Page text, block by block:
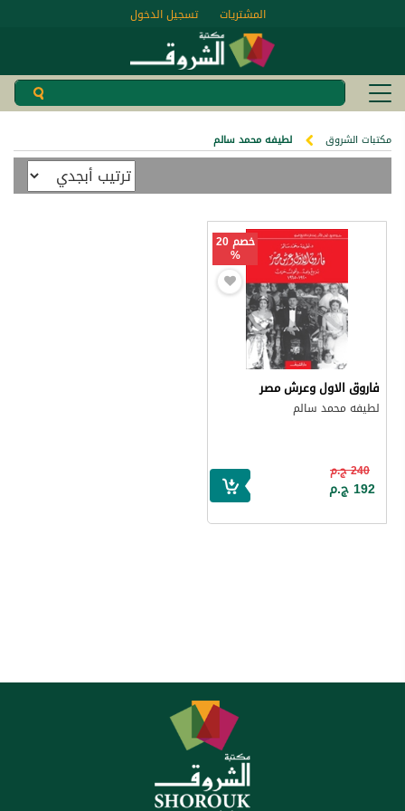
تسجيل الدخول المشتريات
مكتبات الشروق لطيفه محمد سالم
خصم 20
%
فاروق الاول وعرش مصر
لطيفه محمد سالم
240 ج.م
192 ج.م